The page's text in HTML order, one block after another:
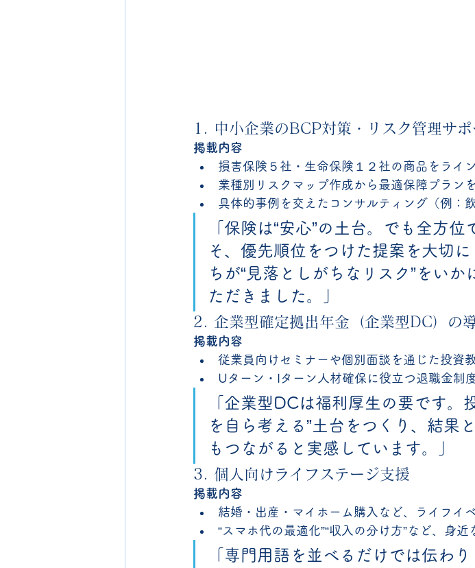
1. 中小企業のBCP対策・リスク管理サポ
掲載内容
損害保険５社・生命保険１２社の商品をライ
業種別リスクマップ作成から最適保障プラン
具体的事例を交えたコンサルティング（例：
「保険は“安心”の土台。でも全方
そ、優先順位をつけた提案を大切
ちが“見落としがちなリスク”をい
ただきました。」
2. 企業型確定拠出年金（企業型DC）の
掲載内容
従業員向けセミナーや個別面談を通じた投資
Uターン・Iターン人材確保に役立つ退職金制
「企業型DCは福利厚生の要です。
を自ら考える”土台をつくり、結果
もつながると実感しています。」
3. 個人向けライフステージ支援
掲載内容
結婚・出産・マイホーム購入など、ライフイ
“スマホ代の最適化”“収入の分け方”など、身
「専門用語を並べるだけでは伝わ